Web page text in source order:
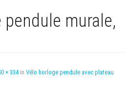
murale,
× 334 in Vélo horloge pendule avec plateau